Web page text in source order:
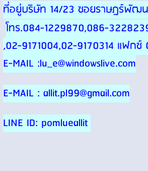
ที่อยู่บริษัท 14/23 ซอยราษฎร์พัฒน
โทร.084-1229870,086-
,02-9171004,02-9170314 แฟกซ์
E-MAIL :lu_e@windowslive.com
E-MAIL : allit.pl99@gmail.com
LINE ID: pomlueallit